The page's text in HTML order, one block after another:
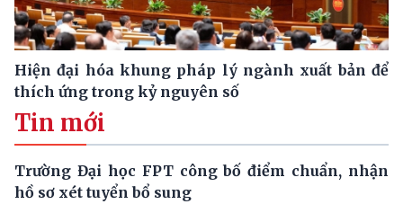
Hiện đại hóa khung pháp lý ngành xuất bản để
thích ứng trong kỷ nguyên số
Tin mới
Trường Đại học FPT công bố điểm chuẩn, nhận
hồ sơ xét tuyển bổ sung